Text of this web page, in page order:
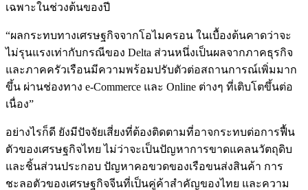
เฉพาะในช่วงต้นของปี
“ผลกระทบทางเศรษฐกิจจากโอไมครอน ในเบื้องต้นคาดว่าจะ
ไม่รุนแรงเท่ากับกรณีของ Delta ส่วนหนึ่งเป็นผลจากภาคธุรกิจ
และภาคครัวเรือนมีความพร้อมปรับตัวต่อสถานการณ์เพิ่มมาก
ขึ้น ผ่านช่องทาง e-Commerce และ Online ต่างๆ ที่เติบโตขึ้นต่อ
เนื่อง”
อย่างไรก็ดี ยังมีปัจจัยเสี่ยงที่ต้องติดตามที่อาจกระทบต่อการฟื้น
ตัวของเศรษฐกิจไทย ไม่ว่าจะเป็นปัญหาการขาดแคลนวัตถุดิบ
และชิ้นส่วนประกอบ ปัญหาคอขวดของเรือขนส่งสินค้า การ
ชะลอตัวของเศรษฐกิจจีนที่เป็นคู่ค้าสำคัญของไทย และความ